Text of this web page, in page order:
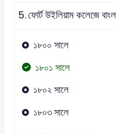
5.ফোর্ট উইলিয়াম কলেজে
১৮০০ সালে
১৮০১ সালে
১৮০২ সালে
১৮০৩ সালে